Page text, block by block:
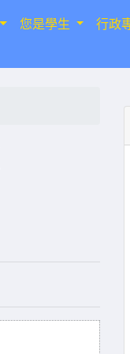
您是學生 行政